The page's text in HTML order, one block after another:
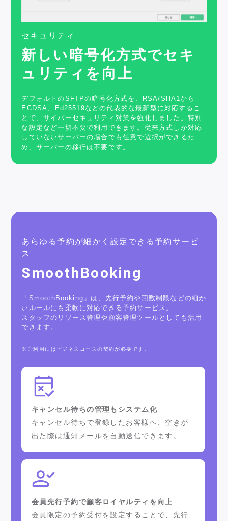
セキュリティ
新しい暗号化方式でセキ
ュリティを向上
デフォルトのSFTPの暗号化方式を、RSA/SHA1から
ECDSA、Ed25519などの代表的な最新型に対応するこ
とで、サイバーセキュリティ対策を強化しました。特別
な設定など一切不要で利用できます。従来方式しか対応
していないサーバーの場合でも任意で選択ができるた
め、サーバーの移行は不要です。
あらゆる予約が細かく設定できる予約サービ
ス
SmoothBooking
「SmoothBooking」は、先行予約や回数制限などの細か
いルールにも柔軟に対応できる予約サービス。
スタッフのリソース管理や顧客管理ツールとしても活用
できます。
※ご利用にはビジネスコースの契約が必要です。
キャンセル待ちの管理もシステム化
キャンセル待ちで登録したお客様へ、空きが
出た際は通知メールを自動送信できます。
会員先行予約で顧客ロイヤルティを向上
会員限定の予約受付を設定することで、先行